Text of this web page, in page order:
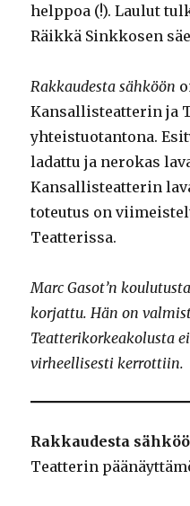
helppoa (!). Laulut
Räikkä Sinkkosen
Rakkaudesta sähköön
Kansallisteatterin ja
yhteistuotantona.
ladattu ja nerokas
Kansallisteatterin
toteutus on
Teatterissa.
Marc Gasot’n
korjattu. Hän on
Teatterikorkeakolusta
virheellisesti kerrottiin.
Rakkaudesta
Teatterin